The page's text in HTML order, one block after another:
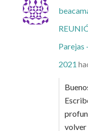
Parejas
2021
volver